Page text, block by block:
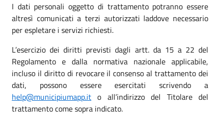
I dati personali oggetto di trattamento potranno essere
altresì comunicati a terzi autorizzati laddove necessario
per espletare i servizi richiesti.
L’esercizio dei diritti previsti dagli artt. da 15 a 22 del
Regolamento e dalla normativa nazionale applicabile,
incluso il diritto di revocare il consenso al trattamento dei
dati, possono essere esercitati scrivendo a
help@municipiumapp.it o all’indirizzo del Titolare del
trattamento come sopra indicato.